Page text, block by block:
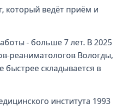
который ведёт приём и
- больше 7 лет. В 2025
реаниматологов Вологды,
быстрее складывается в
института 1993